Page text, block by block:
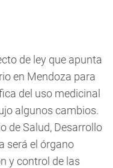
de ley que apunta
en Mendoza para
del uso medicinal
algunos cambios.
de Salud, Desarrollo
será el órgano
y control de las